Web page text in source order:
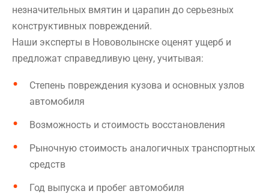
незначительных вмятин и царапин до серьезных
конструктивных повреждений.
Наши эксперты в Нововолынске оценят ущерб и
предложат справедливую цену, учитывая:
Степень повреждения кузова и основных узлов
автомобиля
Возможность и стоимость восстановления
Рыночную стоимость аналогичных транспортных
средств
Год выпуска и пробег автомобиля